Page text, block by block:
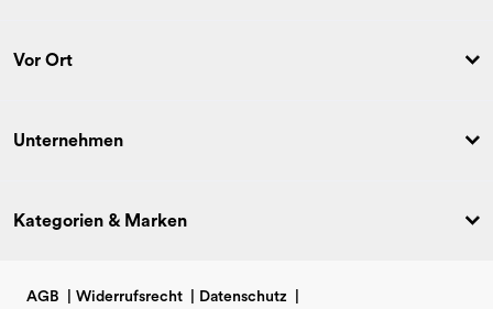
Vor Ort
Unternehmen
Kategorien & Marken
AGB Widerrufsrecht Datenschutz